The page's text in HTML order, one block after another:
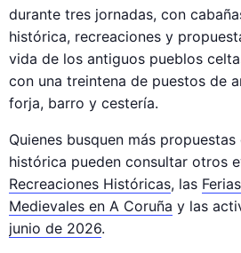
durante tres jornadas, con
histórica, recreaciones y
vida de los antiguos pueblos
con una treintena de puestos de
forja, barro y cestería.
Quienes busquen más
histórica pueden consultar otros
Recreaciones Históricas, las
Medievales en A Coruña y las
junio de 2026.